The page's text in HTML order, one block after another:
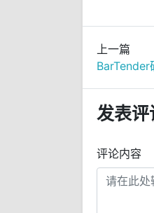
上一篇
BarTender
发表评
评论内容